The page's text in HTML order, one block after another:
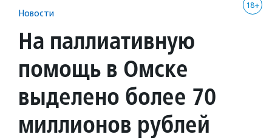
18+
Новости
На паллиативную
помощь в Омске
выделено более 70
миллионов рублей